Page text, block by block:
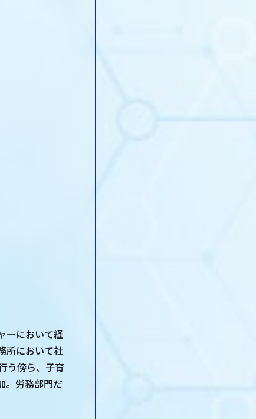
ーにおいて経
所において社
う傍ら、子育
。労務部門だ